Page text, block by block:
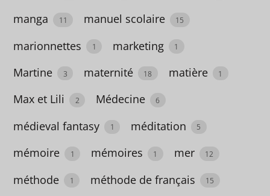
3
anthologie
1
anthropologie
23
manga 11 manuel scolaire 15
marionnettes 1 marketing 1
Martine 3 maternité 18 matière 1
Max et Lili 2 Médecine 6
médieval fantasy 1 méditation 5
mémoire 1 mémoires 1 mer 12
méthode 1 méthode de français 15